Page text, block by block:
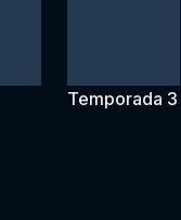
Temporada 3